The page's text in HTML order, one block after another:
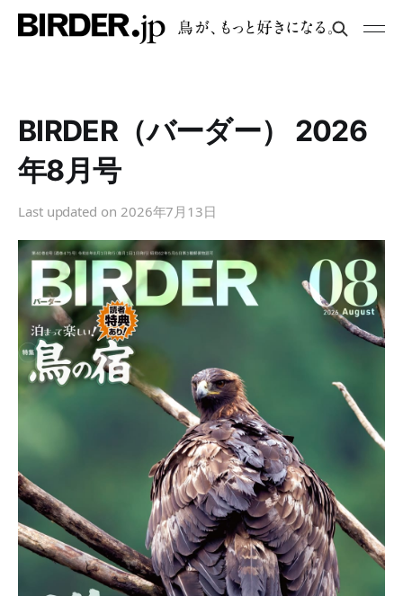
BIRDER（バーダー） 2026
年8月号
Last updated on 2026年7月13日